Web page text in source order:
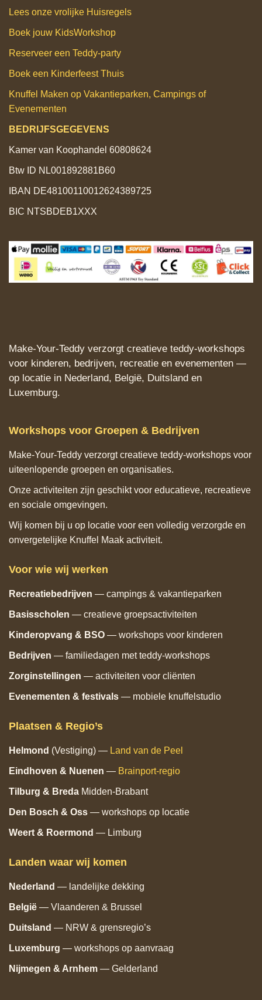
Lees onze vrolijke Huisregels
Boek jouw KidsWorkshop
Reserveer een Teddy‑party
Boek een Kinderfeest Thuis
Knuffel Maken op Vakantieparken, Campings of
Evenementen
BEDRIJFSGEGEVENS
Kamer van Koophandel 60808624
Btw ID NL001892881B60
IBAN DE48100110012624389725
BIC NTSBDEB1XXX
Make‑Your‑Teddy verzorgt creatieve teddy‑workshops
voor kinderen, bedrijven, recreatie en evenementen —
op locatie in Nederland, België, Duitsland en
Luxemburg.
Workshops voor Groepen & Bedrijven
Make‑Your‑Teddy verzorgt creatieve teddy‑workshops voor
uiteenlopende groepen en organisaties.
Onze activiteiten zijn geschikt voor educatieve, recreatieve
en sociale omgevingen.
Wij komen bij u op locatie voor een volledig verzorgde en
onvergetelijke Knuffel Maak activiteit.
Voor wie wij werken
Recreatiebedrijven — campings & vakantieparken
Basisscholen — creatieve groepsactiviteiten
Kinderopvang & BSO — workshops voor kinderen
Bedrijven — familiedagen met teddy‑workshops
Zorginstellingen — activiteiten voor cliënten
Evenementen & festivals — mobiele knuffelstudio
Plaatsen & Regio’s
Helmond (Vestiging) — Land van de Peel
Eindhoven & Nuenen — Brainport‑regio
Tilburg & Breda Midden‑Brabant
Den Bosch & Oss — workshops op locatie
Weert & Roermond — Limburg
Landen waar wij komen
Nederland — landelijke dekking
België — Vlaanderen & Brussel
Duitsland — NRW & grensregio’s
Luxemburg — workshops op aanvraag
Nijmegen & Arnhem — Gelderland